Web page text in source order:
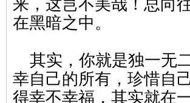
来，这岂不美哉！总向
在黑暗之中。
其实，你就是独一无
幸自己的所有，珍惜自
得幸不幸福，其实就在